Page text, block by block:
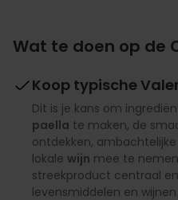
Wat te doen op de
Koop typische
Dit is je kans om
paella te maken, de
ontdekken,
lokale wijn mee te
streekproduct centraal
levensmiddelen en